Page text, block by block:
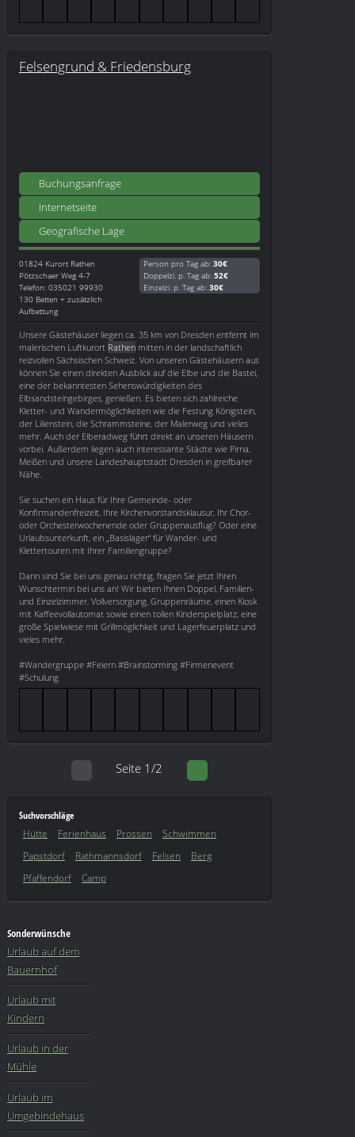
Felsengrund & Friedensburg
Buchungsanfrage
Internetseite
Geografische Lage
01824 Kurort Rathen
Pötzschaer Weg 4-7
Telefon: 035021 99930
130 Betten + zusätzlich
Aufbettung
Person pro Tag ab: 30€
Doppelzi. p. Tag ab: 52€
Einzelzi. p. Tag ab: 30€
Unsere Gästehäuser liegen ca. 35 km von Dresden entfernt im
malerischen Luftkurort Rathenmitten in der landschaftlich
reizvollen Sächsischen Schweiz. Von unseren Gästehäusern aus
können Sie einen direkten Ausblick auf die Elbe und die Bastei,
eine der bekanntesten Sehenswürdigkeiten des
Elbsandsteingebirges, genießen. Es bieten sich zahlreiche
Kletter- und Wandermöglichkeiten wie die Festung Königstein,
der Lilienstein, die Schrammsteine, der Malerweg und vieles
mehr. Auch der Elberadweg führt direkt an unseren Häusern
vorbei. Außerdem liegen auch interessante Städte wie Pirna,
Meißen und unsere Landeshauptstadt Dresden in greifbarer
Nähe.
Sie suchen ein Haus für Ihre Gemeinde- oder
Konfirmandenfreizeit, Ihre Kirchenvorstandsklausur, Ihr Chor-
oder Orchesterwochenende oder Gruppenausflug? Oder eine
Urlaubsunterkunft, ein „Basislager“ für Wander- und
Klettertouren mit Ihrer Familiengruppe?
Dann sind Sie bei uns genau richtig, fragen Sie jetzt Ihren
Wunschtermin bei uns an! Wir bieten Ihnen Doppel, Familien-
und Einzelzimmer, Vollversorgung, Gruppenräume, einen Kiosk
mit Kaffeevollautomat sowie einen tollen Kinderspielplatz, eine
große Spielwiese mit Grillmöglichkeit und Lagerfeuerplatz und
vieles mehr.
#Wandergruppe #Feiern #Brainstorming #Firmenevent
#Schulung
Seite 1/2
Suchvorschläge
Hütte
Ferienhaus Prossen
Schwimmen
Papstdorf
Rathmannsdorf Felsen
Berg
Pfaffendorf
Camp
Sonderwünsche
Urlaub auf dem
Bauernhof
Urlaub mit
Kindern
Urlaub in der
Mühle
Urlaub im
Umgebindehaus